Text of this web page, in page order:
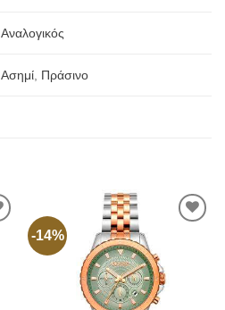
Αναλογικός
Ασημί, Πράσινο
-14%
Wishlist